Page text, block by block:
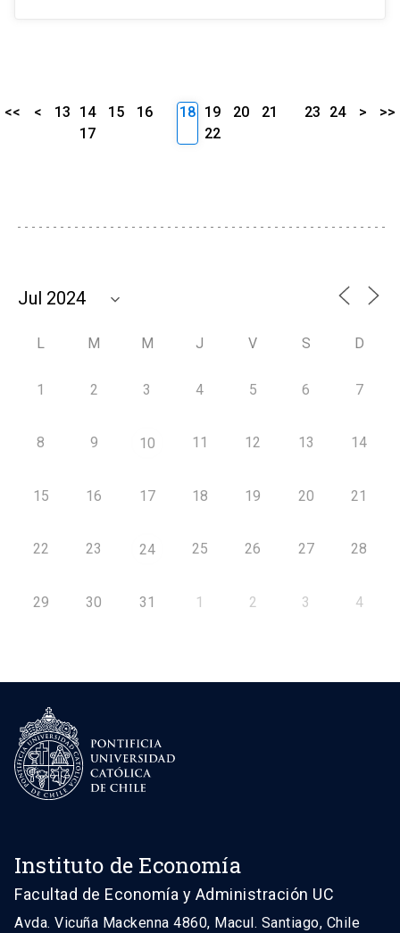
<< < 13 14 15
16
17
18 19 20
21
22
23 24 > >>
L M M J V S D
1 2 3 4 5 6 7
8 9 10 11 12 13 14
15 16 17 18 19 20 21
22 23 24 25 26 27 28
29 30 31 1 2 3 4
Instituto de Economía
Facultad de Economía y Administración UC
Avda. Vicuña Mackenna 4860, Macul. Santiago, Chile